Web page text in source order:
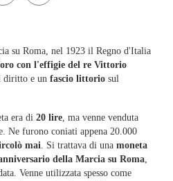
su Roma, nel 1923 il Regno d'Italia
con l'effigie del re Vittorio
diritto e un fascio littorio sul
era di 20 lire, ma venne venduta
Ne furono coniati appena 20.000
mai. Si trattava di una moneta
della Marcia su Roma,
Venne utilizzata spesso come